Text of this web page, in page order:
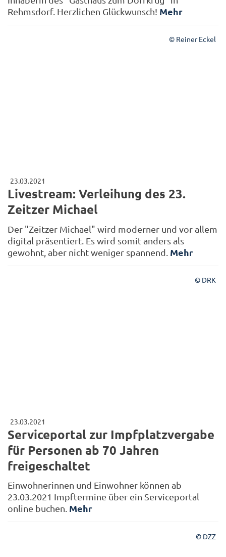
Rehmsdorf. Herzlichen Glückwunsch! Mehr
© Reiner Eckel
23.03.2021
Livestream: Verleihung des 23.
Zeitzer Michael
Der "Zeitzer Michael" wird moderner und vor allem
digital präsentiert. Es wird somit anders als
gewohnt, aber nicht weniger spannend. Mehr
© DRK
23.03.2021
Serviceportal zur Impfplatzvergabe
für Personen ab 70 Jahren
freigeschaltet
Einwohnerinnen und Einwohner können ab
23.03.2021 Impftermine über ein Serviceportal
online buchen. Mehr
© DZZ